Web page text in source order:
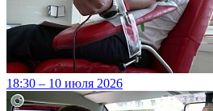
18:30 – 10 июля 2026